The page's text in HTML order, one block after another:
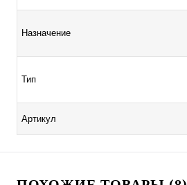
Назначение
Тип
Артикул